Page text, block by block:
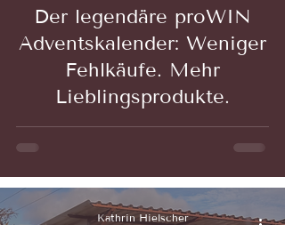
Der legendäre proWIN
Adventskalender: Weniger
Fehlkäufe. Mehr
Lieblingsprodukte.
Kathrin Hielscher